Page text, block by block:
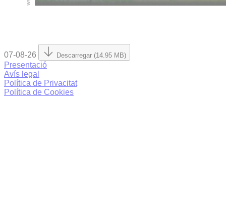
07-08-26 Descarregar (14.95 MB)
Presentació
Avís legal
Política de Privacitat
Política de Cookies